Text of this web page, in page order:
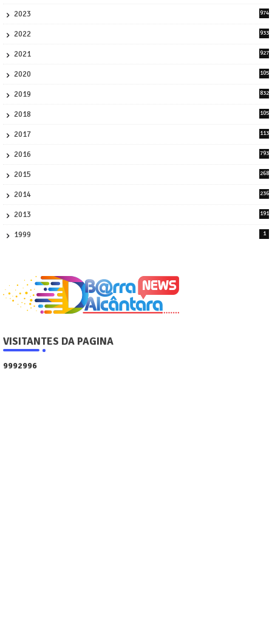
2023
974
2022
933
2021
927
2020
105
2019
832
2018
105
2017
113
2016
793
2015
268
2014
236
2013
191
1999 1
VISITANTES DA PAGINA
9992996